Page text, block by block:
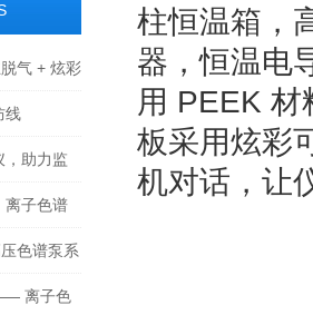
气 + 炫彩
线
，助力监
离子色谱
色谱泵系
离子色
柱恒温箱，
器，恒温电
用 PEEK 材
板采用炫彩
机对话，让